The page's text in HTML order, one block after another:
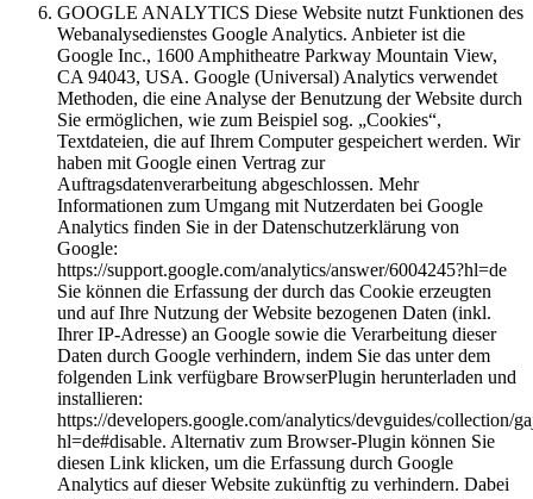
GOOGLE ANALYTICS Diese Website nutzt Funktionen des
Webanalysedienstes Google Analytics. Anbieter ist die
Google Inc., 1600 Amphitheatre Parkway Mountain View,
CA 94043, USA. Google (Universal) Analytics verwendet
Methoden, die eine Analyse der Benutzung der Website durch
Sie ermöglichen, wie zum Beispiel sog. „Cookies“,
Textdateien, die auf Ihrem Computer gespeichert werden. Wir
haben mit Google einen Vertrag zur
Auftragsdatenverarbeitung abgeschlossen. Mehr
Informationen zum Umgang mit Nutzerdaten bei Google
Analytics finden Sie in der Datenschutzerklärung von
Google:
https://support.google.com/analytics/answer/6004245?hl=de
Sie können die Erfassung der durch das Cookie erzeugten
und auf Ihre Nutzung der Website bezogenen Daten (inkl.
Ihrer IP-Adresse) an Google sowie die Verarbeitung dieser
Daten durch Google verhindern, indem Sie das unter dem
folgenden Link verfügbare BrowserPlugin herunterladen und
installieren:
https://developers.google.com/analytics/devguides/collection/
hl=de#disable. Alternativ zum Browser-Plugin können Sie
diesen Link klicken, um die Erfassung durch Google
Analytics auf dieser Website zukünftig zu verhindern. Dabei